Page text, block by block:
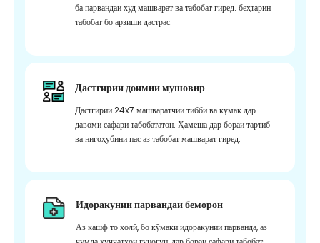
ба парвандаи худ машварат ва табобат гиред. беҳтарин
табобат бо арзиши дастрас.
Дастгирии доимии мушовир
Дастгирии 24x7 машваратчии тиббӣ ва кӯмак дар
давоми сафари табобататон. Ҳамеша дар бораи тартиб
ва нигоҳубини пас аз табобат машварат гиред.
Идоракунии парвандаи беморон
Аз кашф то холӣ, бо кӯмаки идоракунии парванда, аз